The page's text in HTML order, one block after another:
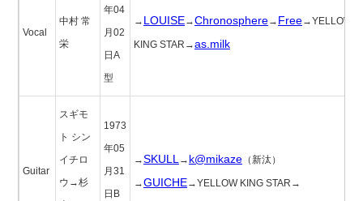
Vocal
中村 常
栄
年04
月02
日A
型
→ LOUISE→Chronosphere→ Free→YELLOW
KING STAR→as.milk
Guitar
スギモ
ト シン
イチロ
ウ→杉
1973
年05
月31
日B
→SKULL → k@mikaze （新汰）
→GUICHE→YELLOW KING STAR→